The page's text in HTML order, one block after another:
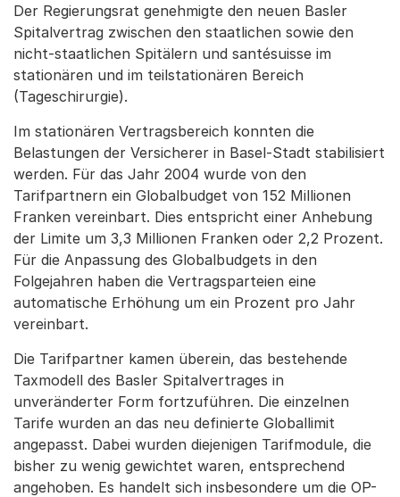
Der Regierungsrat genehmigte den neuen Basler
Spitalvertrag zwischen den staatlichen sowie den
nicht-staatlichen Spitälern und santésuisse im
stationären und im teilstationären Bereich
(Tageschirurgie).
Im stationären Vertragsbereich konnten die
Belastungen der Versicherer in Basel-Stadt stabilisiert
werden. Für das Jahr 2004 wurde von den
Tarifpartnern ein Globalbudget von 152 Millionen
Franken vereinbart. Dies entspricht einer Anhebung
der Limite um 3,3 Millionen Franken oder 2,2 Prozent.
Für die Anpassung des Globalbudgets in den
Folgejahren haben die Vertragsparteien eine
automatische Erhöhung um ein Prozent pro Jahr
vereinbart.
Die Tarifpartner kamen überein, das bestehende
Taxmodell des Basler Spitalvertrages in
unveränderter Form fortzuführen. Die einzelnen
Tarife wurden an das neu definierte Globallimit
angepasst. Dabei wurden diejenigen Tarifmodule, die
bisher zu wenig gewichtet waren, entsprechend
angehoben. Es handelt sich insbesondere um die OP-